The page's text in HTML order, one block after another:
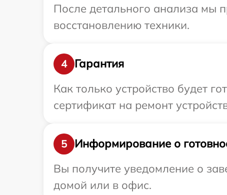
После детального анализа мы
восстановлению техники.
4
Гарантия
Как только устройство будет
сертификат на ремонт
5
Информирование о
Вы получите уведомление о
домой или в офис.